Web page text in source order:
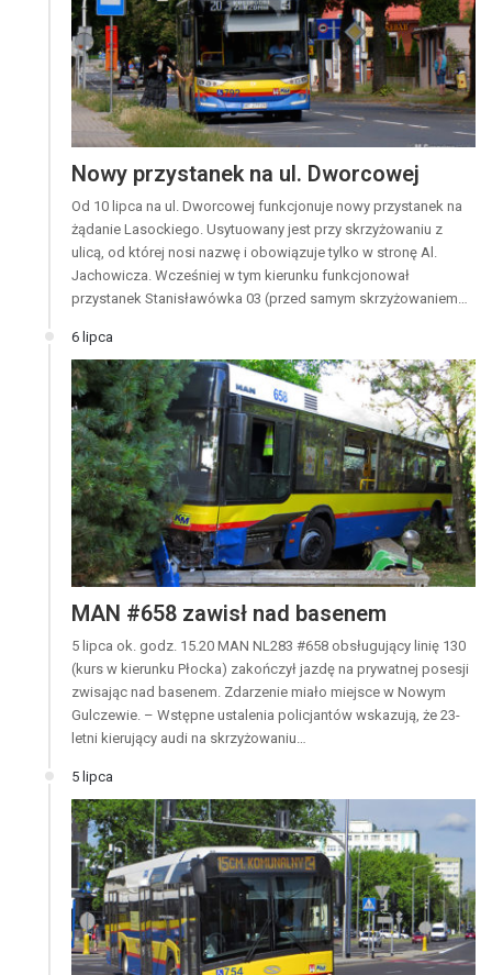
Nowy przystanek na ul. Dworcowej
Od 10 lipca na ul. Dworcowej funkcjonuje nowy przystanek na
żądanie Lasockiego. Usytuowany jest przy skrzyżowaniu z
ulicą, od której nosi nazwę i obowiązuje tylko w stronę Al.
Jachowicza. Wcześniej w tym kierunku funkcjonował
przystanek Stanisławówka 03 (przed samym skrzyżowaniem…
6 lipca
MAN #658 zawisł nad basenem
5 lipca ok. godz. 15.20 MAN NL283 #658 obsługujący linię 130
(kurs w kierunku Płocka) zakończył jazdę na prywatnej posesji
zwisając nad basenem. Zdarzenie miało miejsce w Nowym
Gulczewie. – Wstępne ustalenia policjantów wskazują, że 23-
letni kierujący audi na skrzyżowaniu…
5 lipca